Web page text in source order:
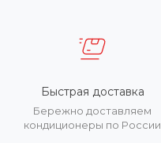
Быстрая доставка
Бережно доставляем
кондиционеры по России